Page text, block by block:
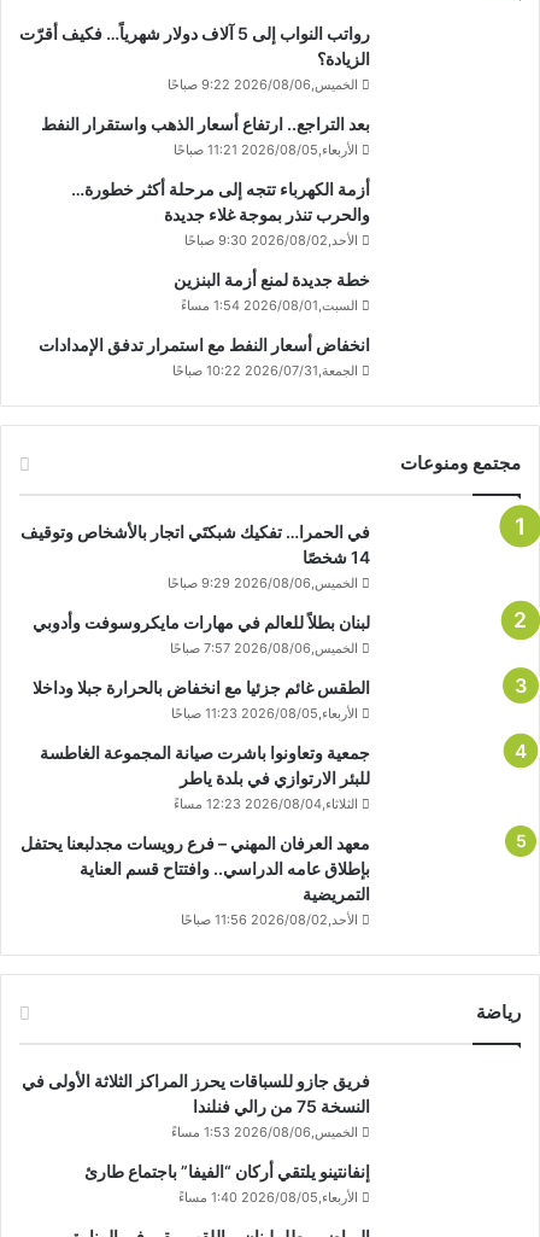
رواتب النواب إلى 5 آلاف دولار شهرياً… فكيف أقرّت
الزيادة؟
الخميس,2026/08/06 9:22 صباحًا
بعد التراجع.. ارتفاع أسعار الذهب واستقرار النفط
الأربعاء,2026/08/05 11:21 صباحًا
أزمة الكهرباء تتجه إلى مرحلة أكثر خطورة…
والحرب تنذر بموجة غلاء جديدة
الأحد,2026/08/02 9:30 صباحًا
خطة جديدة لمنع أزمة البنزين
السبت,2026/08/01 1:54 مساءً
انخفاض أسعار النفط مع استمرار تدفق الإمدادات
الجمعة,2026/07/31 10:22 صباحًا
مجتمع ومنوعات
في الحمرا… تفكيك شبكتَي اتجار بالأشخاص وتوقيف
14 شخصًا
الخميس,2026/08/06 9:29 صباحًا
لبنان بطلاً للعالم في مهارات مايكروسوفت وأدوبي
الخميس,2026/08/06 7:57 صباحًا
الطقس غائم جزئيا مع انخفاض بالحرارة جبلا وداخلا
الأربعاء,2026/08/05 11:23 صباحًا
جمعية وتعاونوا باشرت صيانة المجموعة الغاطسة
للبئر الارتوازي في بلدة ياطر
الثلاثاء,2026/08/04 12:23 مساءً
معهد العرفان المهني – فرع رويسات مجدلبعنا يحتفل
بإطلاق عامه الدراسي.. وافتتاح قسم العناية
التمريضية
الأحد,2026/08/02 11:56 صباحًا
رياضة
فريق جازو للسباقات يحرز المراكز الثلاثة الأولى في
النسخة 75 من رالي فنلندا
الخميس,2026/08/06 1:53 مساءً
إنفانتينو يلتقي أركان “الفيفا” باجتماع طارئ
الأربعاء,2026/08/05 1:40 مساءً